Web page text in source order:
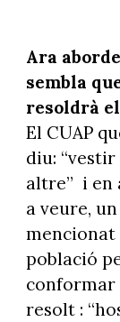
Ara
sembla
resoldrà
El CUAP
diu:
altre” i en
a veure,
població
conformar
resolt :